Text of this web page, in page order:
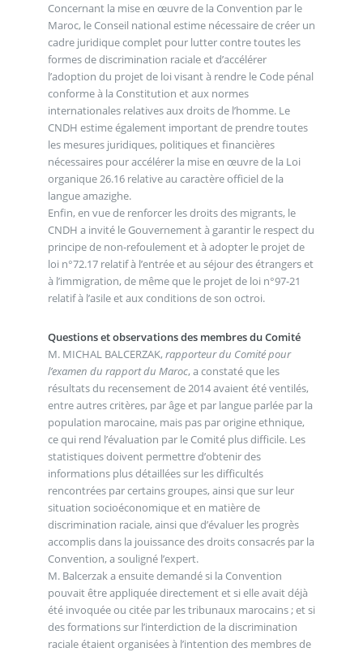
Concernant la mise en œuvre de la Convention par le
Maroc, le Conseil national estime nécessaire de créer un
cadre juridique complet pour lutter contre toutes les
formes de discrimination raciale et d’accélérer
l’adoption du projet de loi visant à rendre le Code pénal
conforme à la Constitution et aux normes
internationales relatives aux droits de l’homme. Le
CNDH estime également important de prendre toutes
les mesures juridiques, politiques et financières
nécessaires pour accélérer la mise en œuvre de la Loi
organique 26.16 relative au caractère officiel de la
langue amazighe.
Enfin, en vue de renforcer les droits des migrants, le
CNDH a invité le Gouvernement à garantir le respect du
principe de non-refoulement et à adopter le projet de
loi n°72.17 relatif à l’entrée et au séjour des étrangers et
à l’immigration, de même que le projet de loi n°97-21
relatif à l’asile et aux conditions de son octroi.
Questions et observations des membres du Comité
M. MICHAL BALCERZAK, rapporteur du Comité pour
l’examen du rapport du Maroc, a constaté que les
résultats du recensement de 2014 avaient été ventilés,
entre autres critères, par âge et par langue parlée par la
population marocaine, mais pas par origine ethnique,
ce qui rend l’évaluation par le Comité plus difficile. Les
statistiques doivent permettre d’obtenir des
informations plus détaillées sur les difficultés
rencontrées par certains groupes, ainsi que sur leur
situation socioéconomique et en matière de
discrimination raciale, ainsi que d’évaluer les progrès
accomplis dans la jouissance des droits consacrés par la
Convention, a souligné l’expert.
M. Balcerzak a ensuite demandé si la Convention
pouvait être appliquée directement et si elle avait déjà
été invoquée ou citée par les tribunaux marocains ; et si
des formations sur l’interdiction de la discrimination
raciale étaient organisées à l’intention des membres de